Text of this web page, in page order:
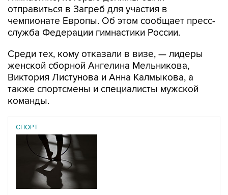
отправиться в Загреб для участия в
чемпионате Европы. Об этом сообщает пресс-
служба Федерации гимнастики России.
Среди тех, кому отказали в визе, — лидеры
женской сборной Ангелина Мельникова,
Виктория Листунова и Анна Калмыкова, а
также спортсмены и специалисты мужской
команды.
СПОРТ